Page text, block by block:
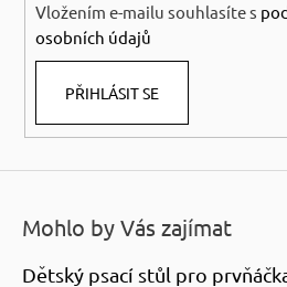
Vložením e-mailu souhlasíte s
osobních údajů
PŘIHLÁSIT SE
Mohlo by Vás zajímat
Dětský psací stůl pro